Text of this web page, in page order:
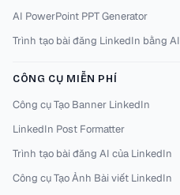
AI PowerPoint PPT Generator
Trình tạo bài đăng LinkedIn bằng AI
CÔNG CỤ MIỄN PHÍ
Công cụ Tạo Banner LinkedIn
LinkedIn Post Formatter
Trình tạo bài đăng AI của LinkedIn
Công cụ Tạo Ảnh Bài viết LinkedIn